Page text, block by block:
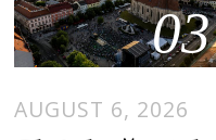
03
AUGUST 6, 2026